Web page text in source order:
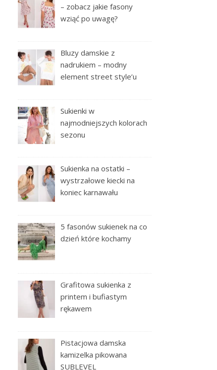
– zobacz jakie fasony
wziąć po uwagę?
Bluzy damskie z
nadrukiem – modny
element street style’u
Sukienki w
najmodniejszych kolorach
sezonu
Sukienka na ostatki –
wystrzałowe kiecki na
koniec karnawału
5 fasonów sukienek na co
dzień które kochamy
Grafitowa sukienka z
printem i bufiastym
rękawem
Pistacjowa damska
kamizelka pikowana
SUBLEVEL